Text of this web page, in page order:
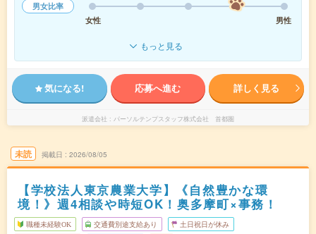
男女比率
女性
男性
もっと見る
気になる! 応募へ進む 詳しく見る
派遣会社 パーソルテンプスタッフ株式会社 首都圏
未読 掲載日 2026/08/05
【学校法人東京農業大学】《自然豊かな環
境！》週4相談や時短OK！奥多摩町×事務！
職種未経験OK 交通費別途支給あり 土日祝日が休み